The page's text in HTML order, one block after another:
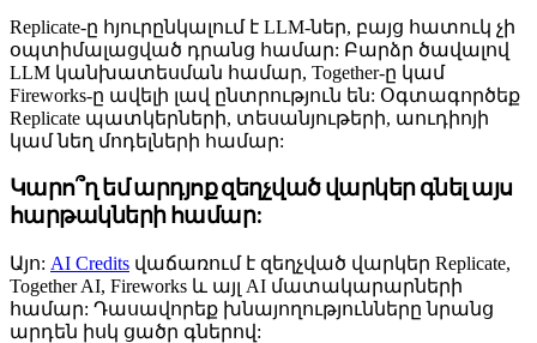
Replicate-ը հյուրընկալում է LLM-ներ, բայց հատուկ չի
օպտիմալացված դրանց համար: Բարձր ծավալով
LLM կանխատեսման համար, Together-ը կամ
Fireworks-ը ավելի լավ ընտրություն են: Օգտագործեք
Replicate պատկերների, տեսանյութերի, աուդիոյի
կամ նեղ մոդելների համար:
Կարո՞ղ եմ արդյոք զեղչված վարկեր գնել այս
հարթակների համար:
Այո: AI Credits վաճառում է զեղչված վարկեր Replicate,
Together AI, Fireworks և այլ AI մատակարարների
համար: Դասավորեք խնայողությունները նրանց
արդեն իսկ ցածր գներով: